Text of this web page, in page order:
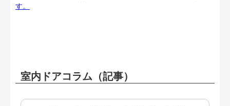
す。
室内ドアコラム（記事）